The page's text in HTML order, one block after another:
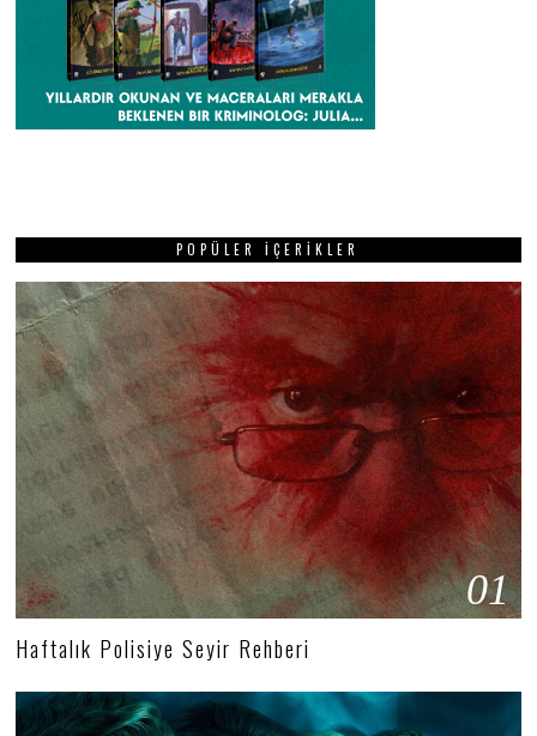
POPÜLER İÇERIKLER
01
Haftalık Polisiye Seyir Rehberi